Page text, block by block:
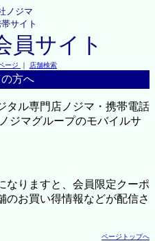
ノジマ
サイト
員サイト
ージ ｜ 店舗検索
方へ
タル専門店ノジマ・携帯電話
ジマグループのモバイルサ
なりますと、会員限定クーポ
のお買い得情報などが配信さ
ページトップへ